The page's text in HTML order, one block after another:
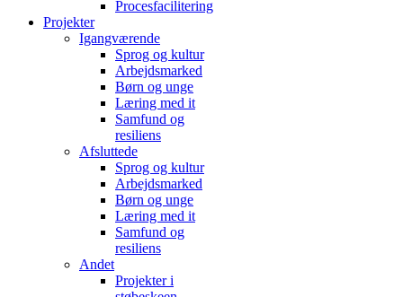
Procesfacilitering
Projekter
Igangværende
Sprog og kultur
Arbejdsmarked
Børn og unge
Læring med it
Samfund og
resiliens
Afsluttede
Sprog og kultur
Arbejdsmarked
Børn og unge
Læring med it
Samfund og
resiliens
Andet
Projekter i